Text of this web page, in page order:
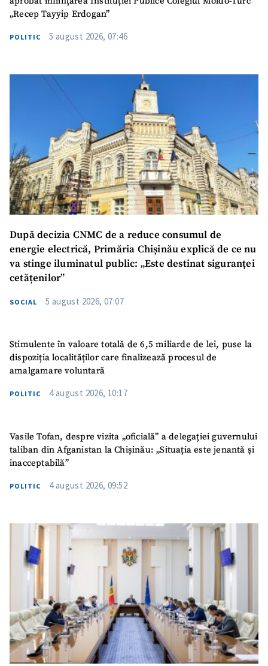
„Recep Tayyip Erdogan”
POLITIC 5 august 2026, 07:46
După decizia CNMC de a reduce consumul de
energie electrică, Primăria Chișinău explică de ce nu
va stinge iluminatul public: „Este destinat siguranței
cetățenilor”
SOCIAL 5 august 2026, 07:07
Stimulente în valoare totală de 6,5 miliarde de lei, puse la
dispoziția localităților care finalizează procesul de
amalgamare voluntară
POLITIC 4 august 2026, 10:17
Vasile Tofan, despre vizita „oficială” a delegației guvernului
taliban din Afganistan la Chișinău: „Situația este jenantă și
inacceptabilă”
POLITIC 4 august 2026, 09:52